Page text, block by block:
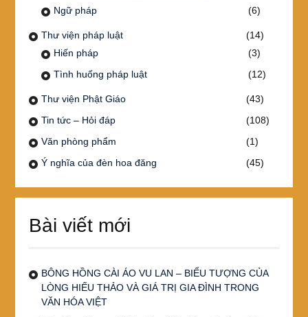
Ngữ pháp
(6)
Thư viện pháp luật
(14)
Hiến pháp
(3)
Tình huống pháp luật
(12)
Thư viện Phật Giáo
(43)
Tin tức – Hỏi đáp
(108)
Văn phòng phẩm
(1)
Ý nghĩa của đèn hoa đăng
(45)
Bài viết mới
BÔNG HỒNG CÀI ÁO VU LAN – BIỂU TƯỢNG CỦA
LÒNG HIẾU THẢO VÀ GIÁ TRỊ GIA ĐÌNH TRONG
VĂN HÓA VIỆT